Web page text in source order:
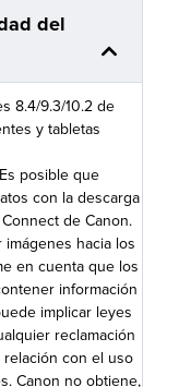
del
8.4/9.3/10.2 de
y tabletas
posible que
con la descarga
de Canon.
imágenes hacia los
en cuenta que los
información
implicar leyes
reclamación
con el uso
Canon no obtiene,